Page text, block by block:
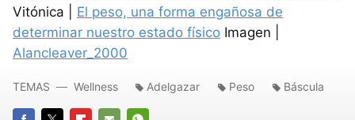
Vitónica | El peso, una forma engañosa de
determinar nuestro estado físico Imagen |
Alancleaver_2000
TEMAS Wellness Adelgazar Peso Báscula